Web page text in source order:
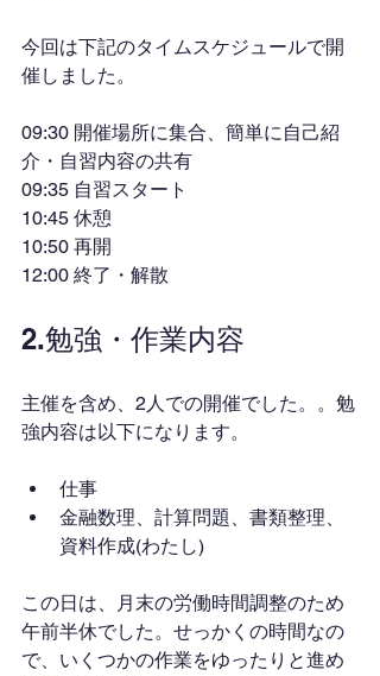
今回は下記のタイムスケジュールで開
催しました。
09:30 開催場所に集合、簡単に自己紹
介・自習内容の共有
09:35 自習スタート
10:45 休憩
10:50 再開
12:00 終了・解散
2.勉強・作業内容
主催を含め、2人での開催でした。。勉
強内容は以下になります。
仕事
金融数理、計算問題、書類整理、
資料作成(わたし)
この日は、月末の労働時間調整のため
午前半休でした。せっかくの時間なの
で、いくつかの作業をゆったりと進め